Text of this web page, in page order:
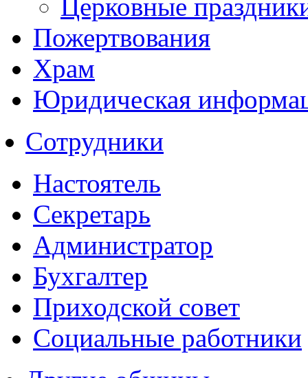
Церковные
Пожертвования
Храм
Юридическая
Сотрудники
Настоятель
Секретарь
Администратор
Бухгалтер
Приходской совет
Социальные работники